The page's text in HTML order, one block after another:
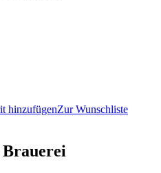
hinzufügenZur Wunschliste